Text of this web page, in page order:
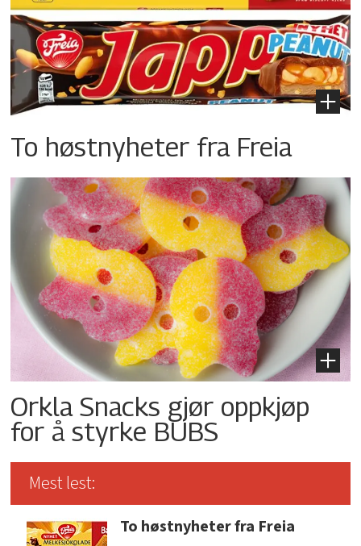
To høstnyheter fra Freia
Orkla Snacks gjør oppkjøp
for å styrke BUBS
Mest lest:
To høstnyheter fra Freia